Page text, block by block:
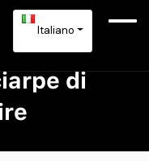
Italiano
di